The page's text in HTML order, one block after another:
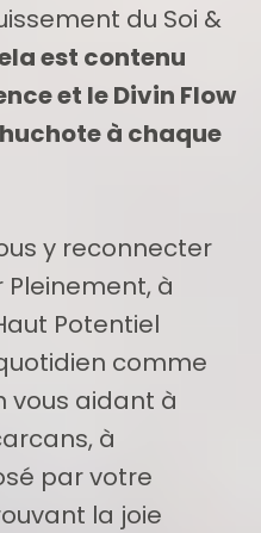
du Soi &
est contenu
et le Divin Flow
à chaque
y reconnecter
Pleinement, à
Potentiel
comme
vous aidant à
à
par votre
la joie